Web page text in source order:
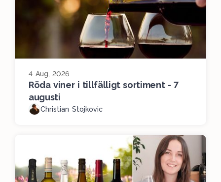
4 Aug, 2026
Röda viner i tillfälligt sortiment - 7
augusti
Christian Stojkovic